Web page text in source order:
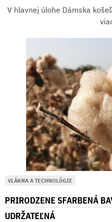
V hlavnej úlohe Dámska
VLÁKNA A TECHNOLÓGIE
PRIRODZENE SFARBENÁ
UDRŽATEĽNÁ